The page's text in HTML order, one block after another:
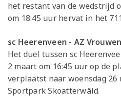
het restant van de wedstrijd
om 18:45 uur hervat in het
sc Heerenveen - AZ Vrouwen
Het duel tussen sc
2 maart om 16:45 uur op de
verplaatst naar woensdag 26
Sportpark Skoatterwâld.